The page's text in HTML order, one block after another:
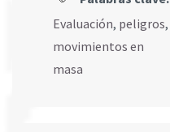
Evaluación, peligros,
movimientos en
masa